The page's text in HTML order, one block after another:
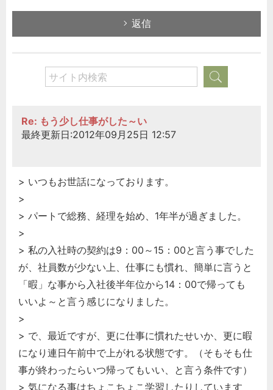
返信
Re: もう少し仕事がした～い
最終更新日:2012年09月25日 12:57
> いつもお世話になっております。
>
> パートで総務、経理を始め、1年半が過ぎました。
>
> 私の入社時の契約は9：00～15：00と言う事でした
が、社員数が少ない上、仕事にも慣れ、簡単に言うと
「暇」な事から入社後半年位から14：00で帰っても
いいよ～と言う感じになりました。
>
> で、最近ですが、更に仕事に慣れたせいか、更に暇
になり連日午前中で上がれる状態です。（そもそも仕
事が終わったらいつ帰ってもいい、と言う条件です）
> 気になる事はちょこちょこ学習したりしています